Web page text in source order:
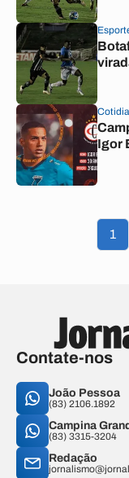
Igor
1
Contate-nos
João Pessoa
(83) 2106.1892
Campina
(83) 3315-3204
Redação